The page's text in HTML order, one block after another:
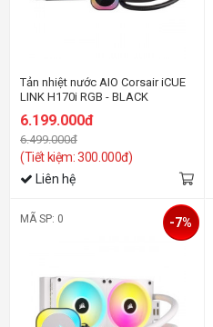
Tản nhiệt nước AIO Corsair iCUE
LINK H170i RGB - BLACK
6.199.000đ
6.499.000đ
(Tiết kiệm: 300.000đ)
Liên hệ
MÃ SP: 0 -7%